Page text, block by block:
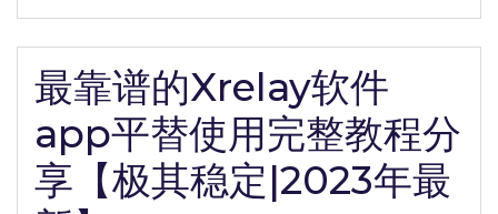
最靠谱的Xrelay软件
app平替使用完整教程分
享【极其稳定|2023年最